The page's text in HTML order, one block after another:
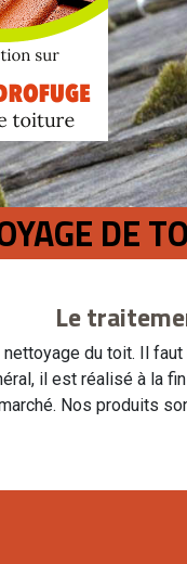
DE
Le
nettoyage du toit. Il
il est réalisé à la
Nos produits